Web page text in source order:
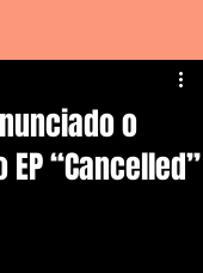
o
“Cancelled”